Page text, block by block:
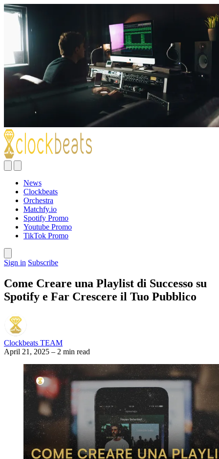
News
Clockbeats
Orchestra
Matchfy.io
Spotify Promo
Youtube Promo
TikTok Promo
Sign in Subscribe
Come Creare una Playlist di Successo su
Spotify e Far Crescere il Tuo Pubblico
Clockbeats TEAM
April 21, 2025 – 2 min read